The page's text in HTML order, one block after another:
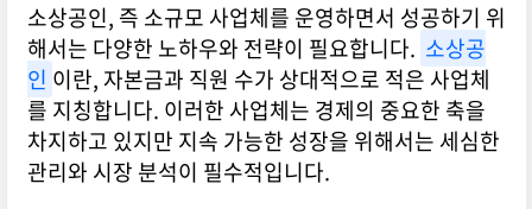
소상공인, 즉 소규모 사업체를 운영하면서 성공하기 위
해서는 다양한 노하우와 전략이 필요합니다. 소상공
인 이란, 자본금과 직원 수가 상대적으로 적은 사업체
를 지칭합니다. 이러한 사업체는 경제의 중요한 축을
차지하고 있지만 지속 가능한 성장을 위해서는 세심한
관리와 시장 분석이 필수적입니다.